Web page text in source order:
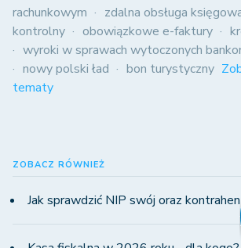
rachunkowym
zdalna obsługa
kontrolny
obowiązkowe e-faktury
wyroki w sprawach wytoczonych
nowy polski ład
bon turystyczny
tematy
ZOBACZ RÓWNIEŻ
Jak sprawdzić NIP swój oraz